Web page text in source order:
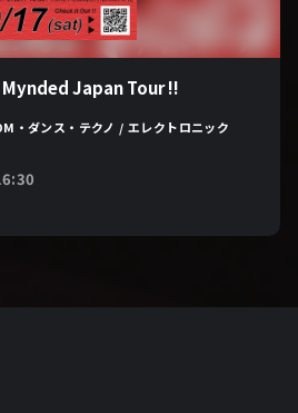
Mynded Japan Tour !!
・ダンス・テクノ / エレクトロニック